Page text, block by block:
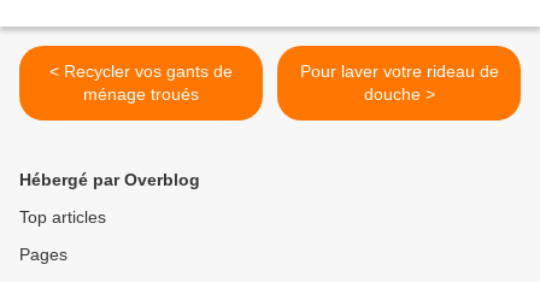
< Recycler vos gants de
ménage troués
Pour laver votre rideau de
douche >
Hébergé par Overblog
Top articles
Pages